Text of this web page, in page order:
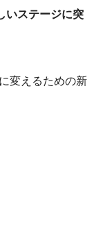
いステージに突
変えるための新